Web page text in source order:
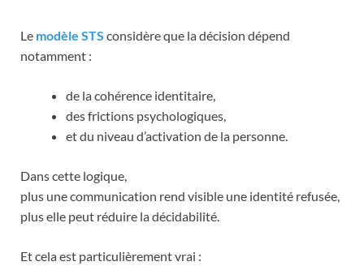
Le modèle STS considère que la décision dépend
notamment :
de la cohérence identitaire,
des frictions psychologiques,
et du niveau d’activation de la personne.
Dans cette logique,
plus une communication rend visible une identité refusée,
plus elle peut réduire la décidabilité.
Et cela est particulièrement vrai :